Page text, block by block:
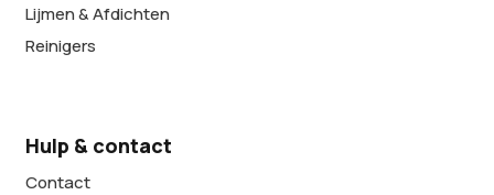
Lijmen & Afdichten
Reinigers
Hulp & contact
Contact